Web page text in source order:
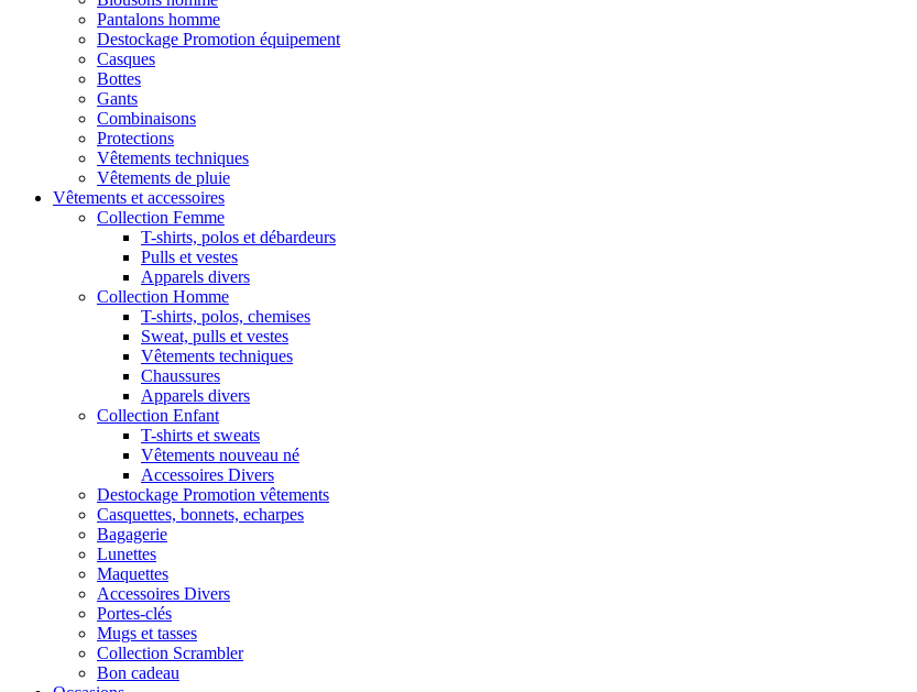
Pantalons homme
Destockage Promotion équipement
Casques
Bottes
Gants
Combinaisons
Protections
Vêtements techniques
Vêtements de pluie
Vêtements et accessoires
Collection Femme
T-shirts, polos et débardeurs
Pulls et vestes
Apparels divers
Collection Homme
T-shirts, polos, chemises
Sweat, pulls et vestes
Vêtements techniques
Chaussures
Apparels divers
Collection Enfant
T-shirts et sweats
Vêtements nouveau né
Accessoires Divers
Destockage Promotion vêtements
Casquettes, bonnets, echarpes
Bagagerie
Lunettes
Maquettes
Accessoires Divers
Portes-clés
Mugs et tasses
Collection Scrambler
Bon cadeau